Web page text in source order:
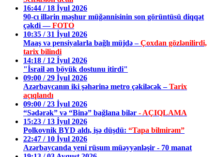
16:44 / 18 İyul 2026
90-cı illərin məşhur müğənnisinin son görüntüsü diqqət
çəkdi —FOTO
10:35 / 31 İyul 2026
Maaş və pensiyalarla bağlı müjdə –Çoxdan gözlənilirdi,
tarix bilindi
14:18 / 12 İyul 2026
"İsrail ən böyük dostunu itirdi"
09:00 / 29 İyul 2026
Azərbaycanın iki şəhərinə metro çəkiləcək –Tarix
açıqlandı
09:00 / 23 İyul 2026
“Sədərək” və “Binə” bağlana bilər - AÇIQLAMA
15:23 / 13 İyul 2026
Polkovnik BYD aldı, işə düşdü: “Tapa bilmirəm”
22:47 / 10 İyul 2026
Azərbaycanda yeni rüsum müəyyənləşir - 70 manat